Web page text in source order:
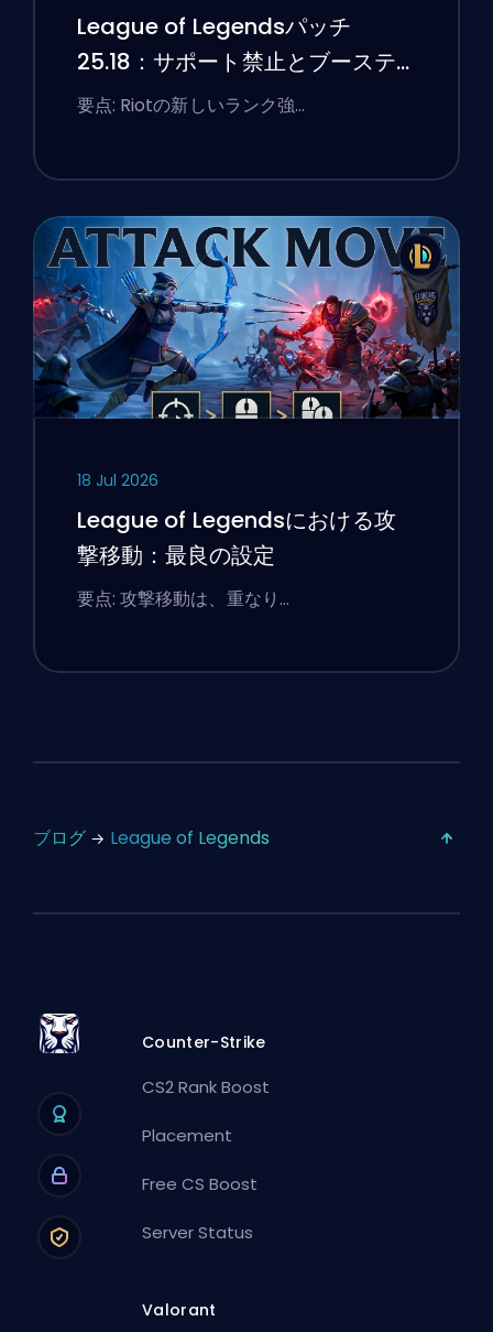
League of Legendsパッチ
25.18：サポート禁止とブーステ
ィングのフラグ
要点: Riotの新しいランク強…
18 Jul 2026
League of Legendsにおける攻
撃移動：最良の設定
要点: 攻撃移動は、重なり…
ブログ League of Legends
Counter-Strike
CS2 Rank Boost
Placement
Free CS Boost
Server Status
Valorant